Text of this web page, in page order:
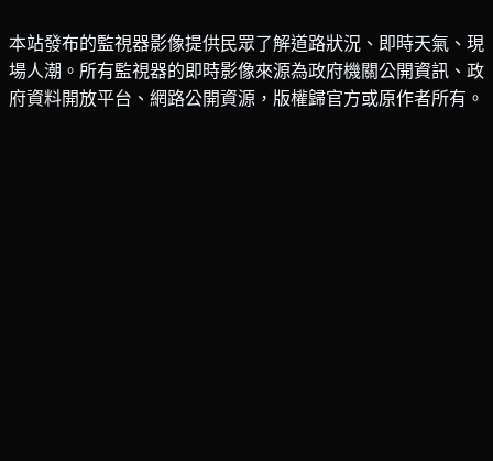
本站發布的監視器影像提供民眾了解道路狀況、即時天氣、現
場人潮。所有監視器的即時影像來源為政府機關公開資訊、政
府資料開放平台、網路公開資源，版權歸官方或原作者所有。